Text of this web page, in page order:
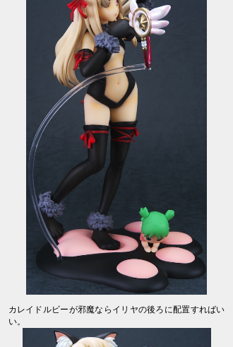
カレイドルビーが邪魔ならイリヤの後ろに配置すればい
い。